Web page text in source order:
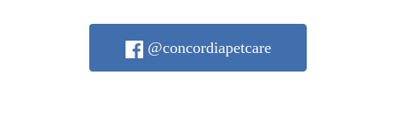
@concordiapetcare